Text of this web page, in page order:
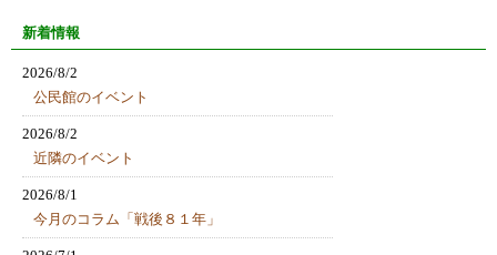
新着情報
2026/8/2
公民館のイベント
2026/8/2
近隣のイベント
2026/8/1
今月のコラム「戦後８１年」